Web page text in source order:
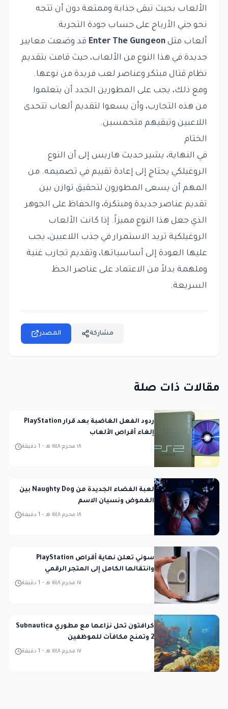
الألعاب بحيث تبقى جذابة وممتعة دون أن تتجه
نحو جني الأرباح على حساب جودة التجربة.
ألعاب مثل Enter The Gungeon قد وضعت معايير
جديدة في هذا النوع من الألعاب، حيث قامت بتقديم
نظام قتال مبتكر وعناصر لعب فريدة من نوعها.
ومع ذلك، يجب على المطورين الجدد أن يتعلموا
من هذه التجارب، وأن يسعوا لتقديم ألعاب تتحدى
اللاعبين وتبقيهم متحمسين.
الختام
في النهاية، يشير حديث هاريس إلى أن النوع
الروغيلكي يحتاج إلى إعادة تقييم في تصميمه. من
المهم أن يسعى المطورون لتحقيق توازن بين
تقديم عناصر جديدة ومبتكرة، والحفاظ على الجوهر
الذي جعل هذا النوع مميزاً. إذا كانت الألعاب
الروغيلكية تريد الاستمرار في جذب اللاعبين، يجب
عليها العودة إلى أساسياتها، وتقديم تجارب غنية
وملهمة بدلاً من الاعتماد على عناصر الحظ
السريعة.
المصدر مشاركة
مقالات ذات صلة
ردود الفعل الغاضبة بعد قرار PlayStation
إلغاء أقراص الألعاب
1 دقيقة - ١٨ محرم ١٤٤٨ هـ
لعبة الفضاء الجديدة من Naughty Dog بين
الغموض ونسيان الاسم
1 دقيقة - ١٨ محرم ١٤٤٨ هـ
سوني تعلن نهاية أقراص PlayStation
وانتقالها الكامل إلى المتجر الرقمي
1 دقيقة - ١٧ محرم ١٤٤٨ هـ
كرافتون تحل نزاعها مع مطوري Subnautica
2 وتمنح مكافآت للموظفين
1 دقيقة - ١٧ محرم ١٤٤٨ هـ